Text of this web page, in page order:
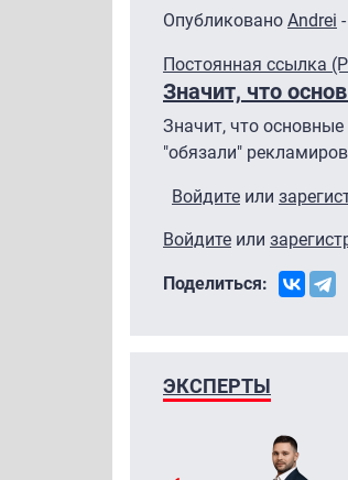
Опубликовано Andrei
Постоянная ссылка
Значит, что
Значит, что
"обязали"
Войдите или
Войдите или
Поделиться:
ЭКСПЕРТЫ